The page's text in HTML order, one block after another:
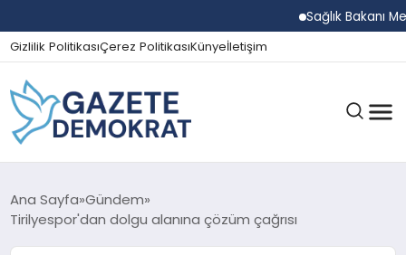
Sağlık Bakanı
Gizlilik PolitikasıÇerez PolitikasıKünyeİletişim
GÜNDEM
Ana Sayfa Gündem
Tirilyespor'dan dolgu alanına çözüm çağrısı